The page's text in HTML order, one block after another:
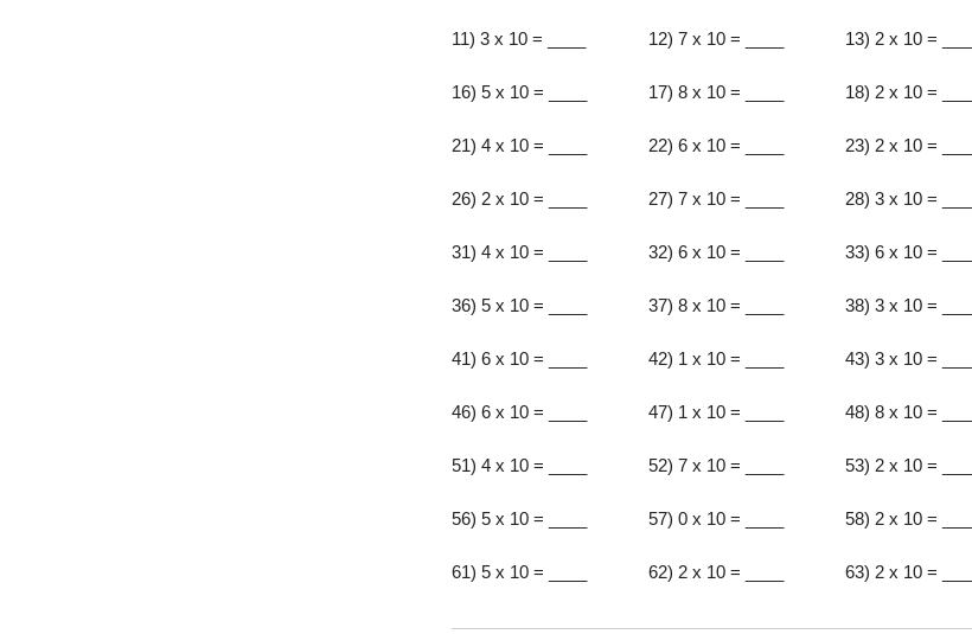
11) 3 x 10 = ____ 12) 7 x 10 = ____ 13) 2 x 10 = ____
16) 5 x 10 = ____ 17) 8 x 10 = ____ 18) 2 x 10 = ____
21) 4 x 10 = ____ 22) 6 x 10 = ____ 23) 2 x 10 = ____
26) 2 x 10 = ____ 27) 7 x 10 = ____ 28) 3 x 10 = ____
31) 4 x 10 = ____ 32) 6 x 10 = ____ 33) 6 x 10 = ____
36) 5 x 10 = ____ 37) 8 x 10 = ____ 38) 3 x 10 = ____
41) 6 x 10 = ____ 42) 1 x 10 = ____ 43) 3 x 10 = ____
46) 6 x 10 = ____ 47) 1 x 10 = ____ 48) 8 x 10 = ____
51) 4 x 10 = ____ 52) 7 x 10 = ____ 53) 2 x 10 = ____
56) 5 x 10 = ____ 57) 0 x 10 = ____ 58) 2 x 10 = ____
61) 5 x 10 = ____ 62) 2 x 10 = ____ 63) 2 x 10 = ____